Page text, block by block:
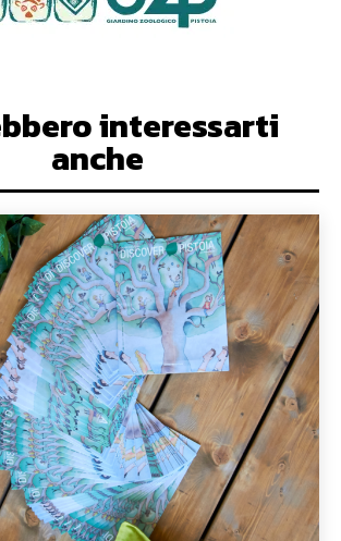
interessarti
anche